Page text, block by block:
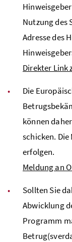
Nutzung des
Adresse des
Direkter Link
Die
können
schicken.
erfolgen.
Meldung an
Sollten Sie
Abwicklung
Programm